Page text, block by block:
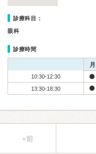
診療科目：
眼科
診療時間
月
10:30-12:30
13:30-18:30
«前